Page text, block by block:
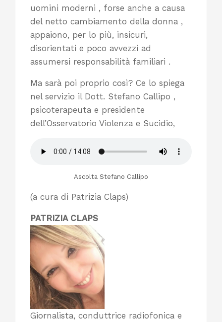
uomini moderni , forse anche a causa
del netto cambiamento della donna ,
appaiono, per lo più, insicuri,
disorientati e poco avvezzi ad
assumersi responsabilità familiari .
Ma sarà poi proprio così? Ce lo spiega
nel servizio il Dott. Stefano Callipo ,
psicoterapeuta e presidente
dell’Osservatorio Violenza e Sucidio,
Ascolta Stefano Callipo
(a cura di Patrizia Claps)
PATRIZIA CLAPS
Giornalista, conduttrice radiofonica e